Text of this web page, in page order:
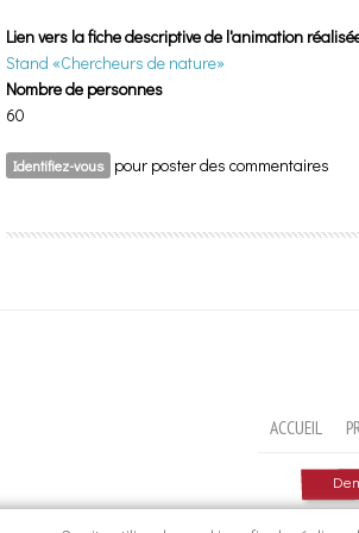
Lien vers la fiche descriptive de l'animation
Stand «Chercheurs de nature»
Nombre de personnes
60
Identifiez-vous pour poster des commentaires
ACCUEIL